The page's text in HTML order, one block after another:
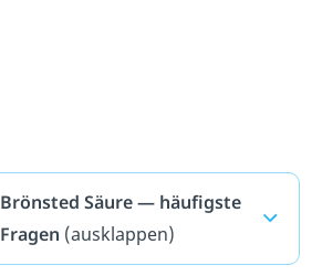
Brönsted Säure — häufigste
Fragen (ausklappen)